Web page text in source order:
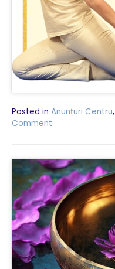
Posted in Anunțuri Centru,
Comment
practicii
yoga
și
elemente
din
psihoterapie,
pentru
gestionarea
anxietății
și